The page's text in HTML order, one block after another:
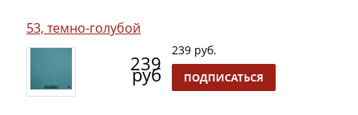
53, темно-голубой
239
руб
239 руб.
ПОДПИСАТЬСЯ